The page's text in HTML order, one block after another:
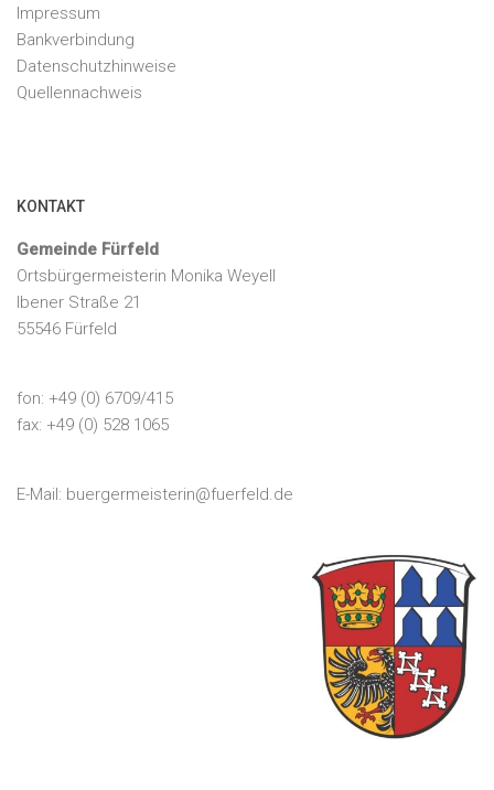
Impressum
Bankverbindung
Datenschutzhinweise
Quellennachweis
KONTAKT
Gemeinde Fürfeld
Ortsbürgermeisterin Monika Weyell
Ibener Straße 21
55546 Fürfeld
fon: +49 (0) 6709/415
fax: +49 (0) 528 1065
E-Mail: buergermeisterin@fuerfeld.de